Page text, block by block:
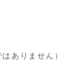
ありません）